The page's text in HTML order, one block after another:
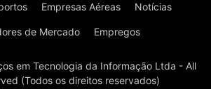
Empresas Aéreas Notícias
de Mercado Empregos
em Tecnologia da Informação Ltda - All
(Todos os direitos reservados)